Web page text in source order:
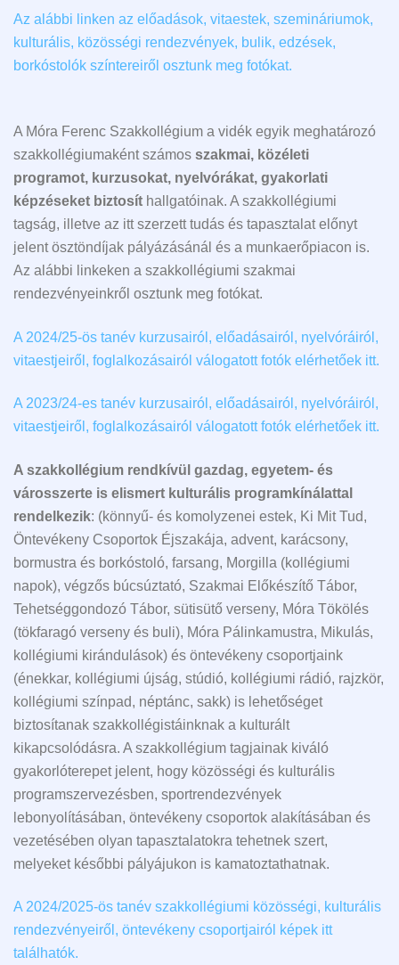
Az alábbi linken az előadások, vitaestek, szemináriumok,
kulturális, közösségi rendezvények, bulik, edzések,
borkóstolók színtereiről osztunk meg fotókat.
A Móra Ferenc Szakkollégium a vidék egyik meghatározó
szakkollégiumaként számos szakmai, közéleti
programot, kurzusokat, nyelvórákat, gyakorlati
képzéseket biztosít hallgatóinak. A szakkollégiumi
tagság, illetve az itt szerzett tudás és tapasztalat előnyt
jelent ösztöndíjak pályázásánál és a munkaerőpiacon is.
Az alábbi linkeken a szakkollégiumi szakmai
rendezvényeinkről osztunk meg fotókat.
A 2024/25-ös tanév kurzusairól, előadásairól, nyelvóráiról,
vitaestjeiről, foglalkozásairól válogatott fotók elérhetőek itt.
A 2023/24-es tanév kurzusairól, előadásairól, nyelvóráiról,
vitaestjeiről, foglalkozásairól válogatott fotók elérhetőek itt.
A szakkollégium rendkívül gazdag, egyetem- és
városszerte is elismert kulturális programkínálattal
rendelkezik: (könnyű- és komolyzenei estek, Ki Mit Tud,
Öntevékeny Csoportok Éjszakája, advent, karácsony,
bormustra és borkóstoló, farsang, Morgilla (kollégiumi
napok), végzős búcsúztató, Szakmai Előkészítő Tábor,
Tehetséggondozó Tábor, sütisütő verseny, Móra Tökölés
(tökfaragó verseny és buli), Móra Pálinkamustra, Mikulás,
kollégiumi kirándulások) és öntevékeny csoportjaink
(énekkar, kollégiumi újság, stúdió, kollégiumi rádió, rajzkör,
kollégiumi színpad, néptánc, sakk) is lehetőséget
biztosítanak szakkollégistáinknak a kulturált
kikapcsolódásra. A szakkollégium tagjainak kiváló
gyakorlóterepet jelent, hogy közösségi és kulturális
programszervezésben, sportrendezvények
lebonyolításában, öntevékeny csoportok alakításában és
vezetésében olyan tapasztalatokra tehetnek szert,
melyeket későbbi pályájukon is kamatoztathatnak.
A 2024/2025-ös tanév szakkollégiumi közösségi, kulturális
rendezvényeiről, öntevékeny csoportjairól képek itt
találhatók.